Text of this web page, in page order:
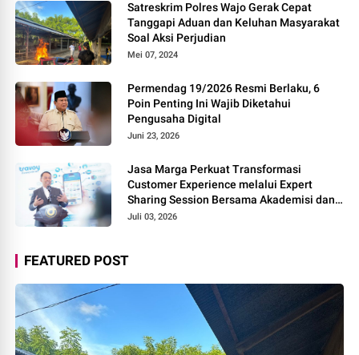
Satreskrim Polres Wajo Gerak Cepat
Tanggapi Aduan dan Keluhan Masyarakat
Soal Aksi Perjudian
Mei 07, 2024
Permendag 19/2026 Resmi Berlaku, 6
Poin Penting Ini Wajib Diketahui
Pengusaha Digital
Juni 23, 2026
Jasa Marga Perkuat Transformasi
Customer Experience melalui Expert
Sharing Session Bersama Akademisi dan
Praktisi
Juli 03, 2026
FEATURED POST